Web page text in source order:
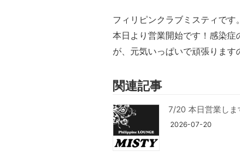
フィリピンクラブミスティです。
本日より営業開始です！感染
が、元気いっぱいで頑張りま
関連記事
7/20 本日営業しま
2026-07-20